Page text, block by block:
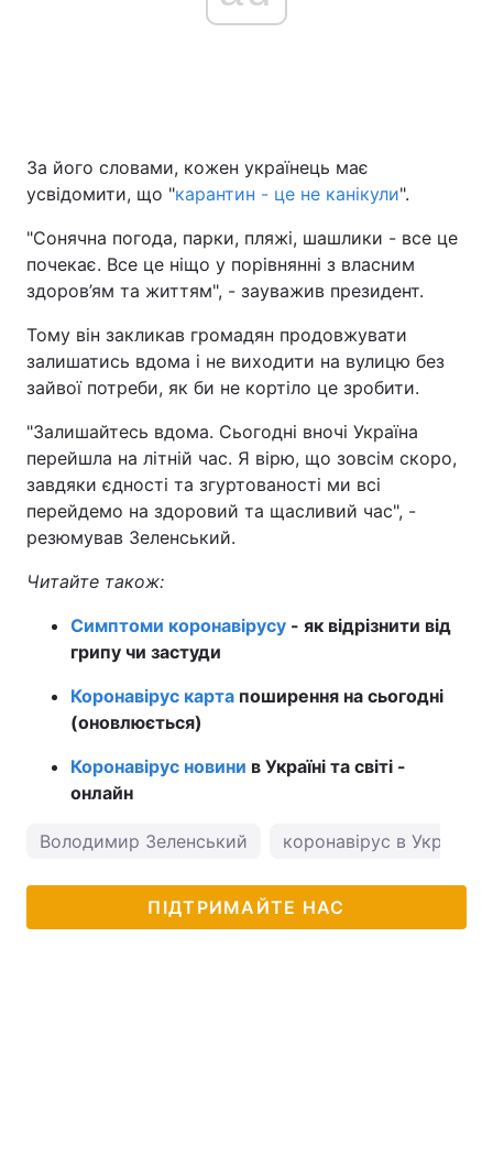
За його словами, кожен українець має
усвідомити, що "карантин - це не канікули".
"Сонячна погода, парки, пляжі, шашлики - все це
почекає. Все це ніщо у порівнянні з власним
здоров’ям та життям", - зауважив президент.
Тому він закликав громадян продовжувати
залишатись вдома і не виходити на вулицю без
зайвої потреби, як би не кортіло це зробити.
"Залишайтесь вдома. Сьогодні вночі Україна
перейшла на літній час. Я вірю, що зовсім скоро,
завдяки єдності та згуртованості ми всі
перейдемо на здоровий та щасливий час", -
резюмував Зеленський.
Читайте також:
Симптоми коронавірусу - як відрізнити від
грипу чи застуди
Коронавірус карта поширення на сьогодні
(оновлюється)
Коронавірус новини в Україні та світі -
онлайн
Володимир Зеленський коронавірус в Україні
ПІДТРИМАЙТЕ НАС